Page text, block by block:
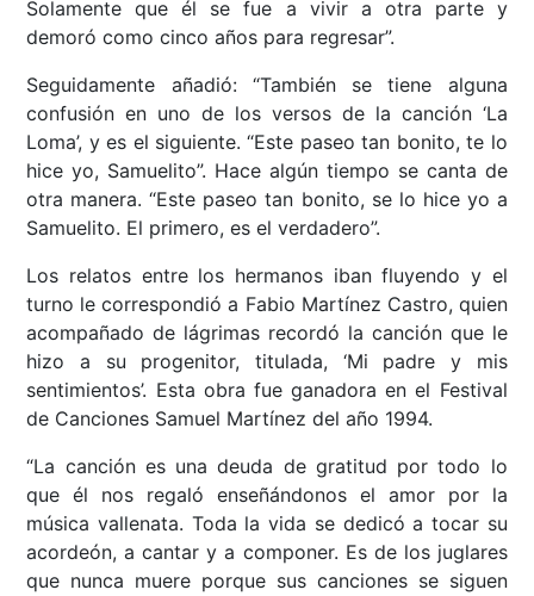
Solamente que él se fue a vivir a otra parte y
demoró como cinco años para regresar”.
Seguidamente añadió: “También se tiene alguna
confusión en uno de los versos de la canción ‘La
Loma’, y es el siguiente. “Este paseo tan bonito, te lo
hice yo, Samuelito”. Hace algún tiempo se canta de
otra manera. “Este paseo tan bonito, se lo hice yo a
Samuelito. El primero, es el verdadero”.
Los relatos entre los hermanos iban fluyendo y el
turno le correspondió a Fabio Martínez Castro, quien
acompañado de lágrimas recordó la canción que le
hizo a su progenitor, titulada, ‘Mi padre y mis
sentimientos’. Esta obra fue ganadora en el Festival
de Canciones Samuel Martínez del año 1994.
“La canción es una deuda de gratitud por todo lo
que él nos regaló enseñándonos el amor por la
música vallenata. Toda la vida se dedicó a tocar su
acordeón, a cantar y a componer. Es de los juglares
que nunca muere porque sus canciones se siguen